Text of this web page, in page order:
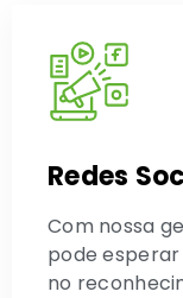
Redes
Com nossa
pode
no